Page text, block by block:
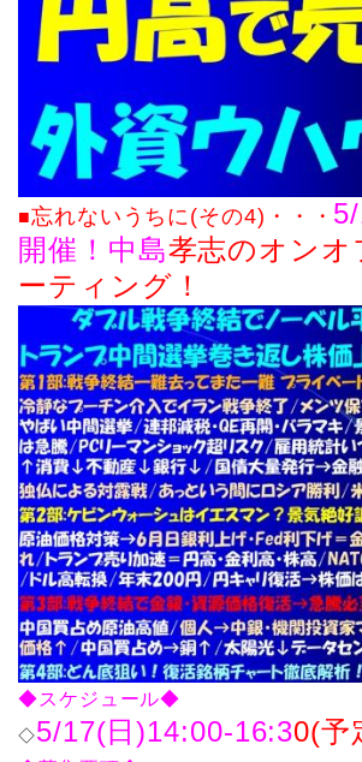
■忘れないう ちに(その4) ・・・
開催！ 中島孝志のオンオ
ーティング！
◆スケジュール◆
◇5/17(日)14:00-16:30(予